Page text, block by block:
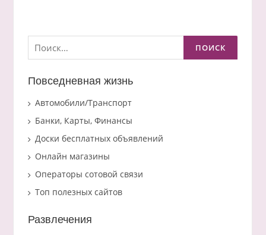
Найти:
Повседневная жизнь
Автомобили/Транспорт
Банки, Карты, Финансы
Доски бесплатных объявлений
Онлайн магазины
Операторы сотовой связи
Топ полезных сайтов
Развлечения